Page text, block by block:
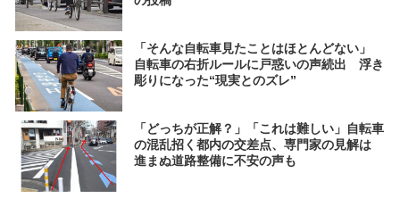
「そんな自転車見たことはほとんどない」
自転車の右折ルールに戸惑いの声続出 浮き
彫りになった“現実とのズレ”
「どっちが正解？」「これは難しい」自転車
の混乱招く都内の交差点、専門家の見解は
進まぬ道路整備に不安の声も